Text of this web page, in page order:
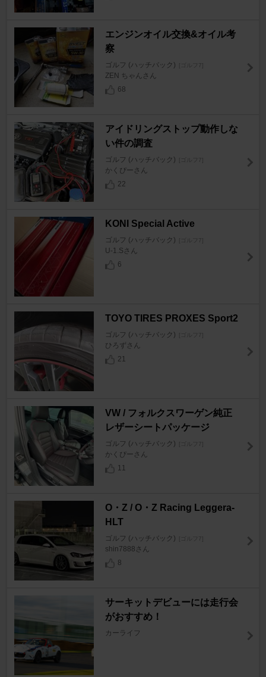
エンジンオイル交換&オイル考
察
ゴルフ (ハッチバック) [ゴルフ7]
ZEN ちゃんさん
68
アイドリングストップ動作しな
い件の調査
ゴルフ (ハッチバック) [ゴルフ7]
かくぴーさん
22
KONI Special Active
ゴルフ (ハッチバック) [ゴルフ7]
U-1.Sさん
6
TOYO TIRES PROXES Sport2
ゴルフ (ハッチバック) [ゴルフ7]
ひろずさん
21
VW / フォルクスワーゲン純正
レザーシートパッケージ
ゴルフ (ハッチバック) [ゴルフ7]
かくぴーさん
11
O・Z / O・Z Racing Leggera-
HLT
ゴルフ (ハッチバック) [ゴルフ7]
shin7888さん
8
サーキットデビューには走行会
がおすすめ！
カーライフ